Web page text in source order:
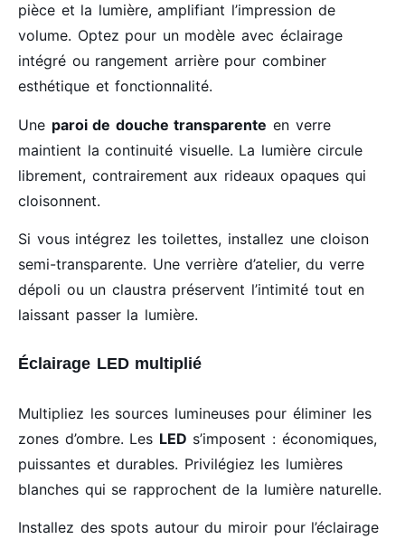
pièce et la lumière, amplifiant l’impression de
volume. Optez pour un modèle avec éclairage
intégré ou rangement arrière pour combiner
esthétique et fonctionnalité.
Une paroi de douche transparente en verre
maintient la continuité visuelle. La lumière circule
librement, contrairement aux rideaux opaques qui
cloisonnent.
Si vous intégrez les toilettes, installez une cloison
semi-transparente. Une verrière d’atelier, du verre
dépoli ou un claustra préservent l’intimité tout en
laissant passer la lumière.
Éclairage LED multiplié
Multipliez les sources lumineuses pour éliminer les
zones d’ombre. Les LED s’imposent : économiques,
puissantes et durables. Privilégiez les lumières
blanches qui se rapprochent de la lumière naturelle.
Installez des spots autour du miroir pour l’éclairage